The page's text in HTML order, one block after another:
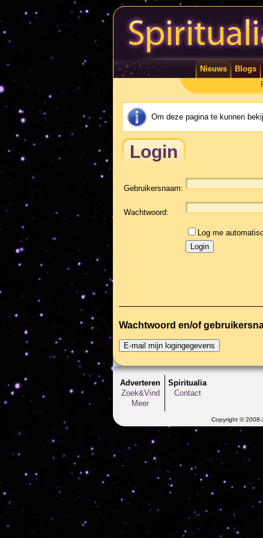
Nieuws Blogs
Om deze pagina te kunnen
Login
Gebruikersnaam:
Wachtwoord:
Log me
Wachtwoord en/of
Adverteren
Zoek&Vind
Meer
Spiritualia
Contact
Copyright © 2008-